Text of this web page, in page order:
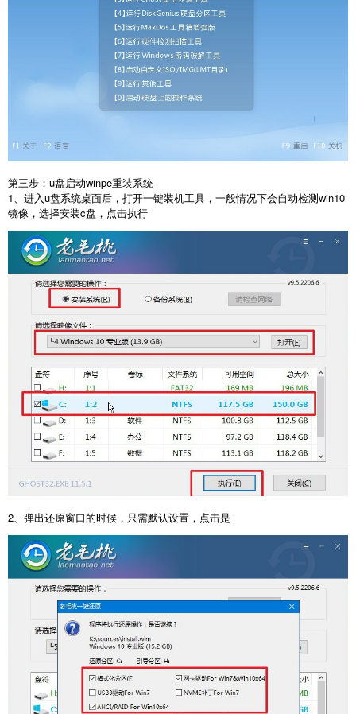
第三步：u盘启动winpe重装系统
1、进入u盘系统桌面后，打开一键装机工具，一般情况下会自动检测win10
镜像，选择安装c盘，点击执行
2、弹出还原窗口的时候，只需默认设置，点击是